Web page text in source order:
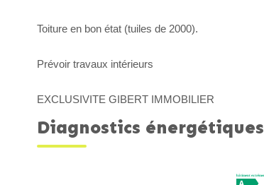
Toiture en bon état (tuiles de 2000).
Prévoir travaux intérieurs
EXCLUSIVITE GIBERT IMMOBILIER
Diagnostics énergétiques